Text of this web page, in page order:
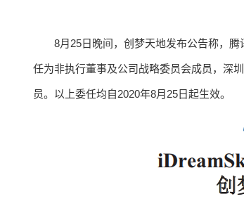
8月25日晚间，创梦天地发布公告称，
任为非执行董事及公司战略委员会成员，深
员。以上委任均自2020年8月25日起生效。